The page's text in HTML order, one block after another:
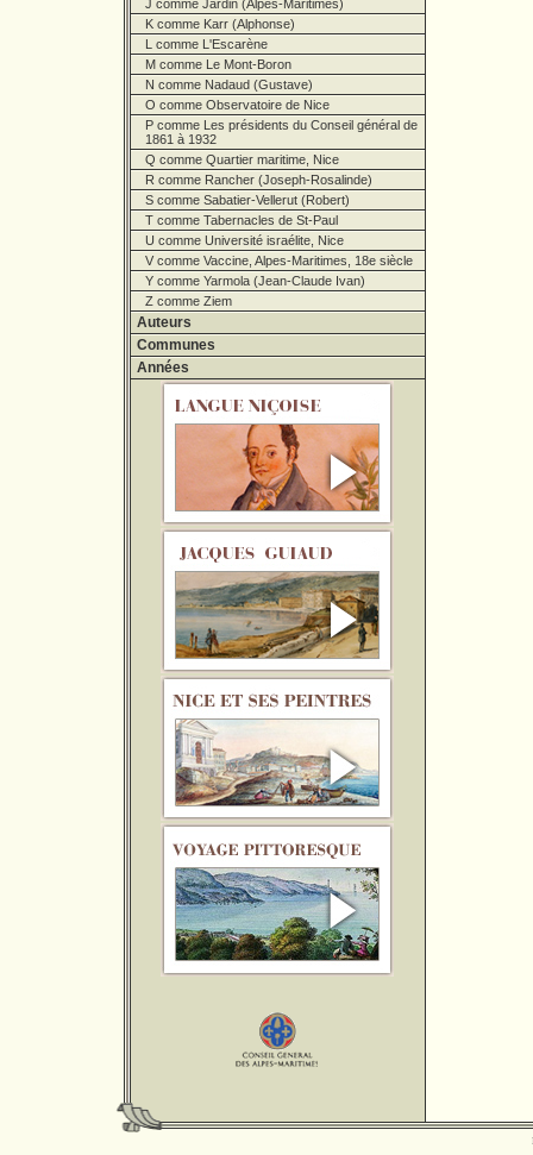
J comme Jardin (Alpes-Maritimes)
K comme Karr (Alphonse)
L comme L'Escarène
M comme Le Mont-Boron
N comme Nadaud (Gustave)
O comme Observatoire de Nice
P comme Les présidents du Conseil général de
1861 à 1932
Q comme Quartier maritime, Nice
R comme Rancher (Joseph-Rosalinde)
S comme Sabatier-Vellerut (Robert)
T comme Tabernacles de St-Paul
U comme Université israélite, Nice
V comme Vaccine, Alpes-Maritimes, 18e siècle
Y comme Yarmola (Jean-Claude Ivan)
Z comme Ziem
Auteurs
Communes
Années